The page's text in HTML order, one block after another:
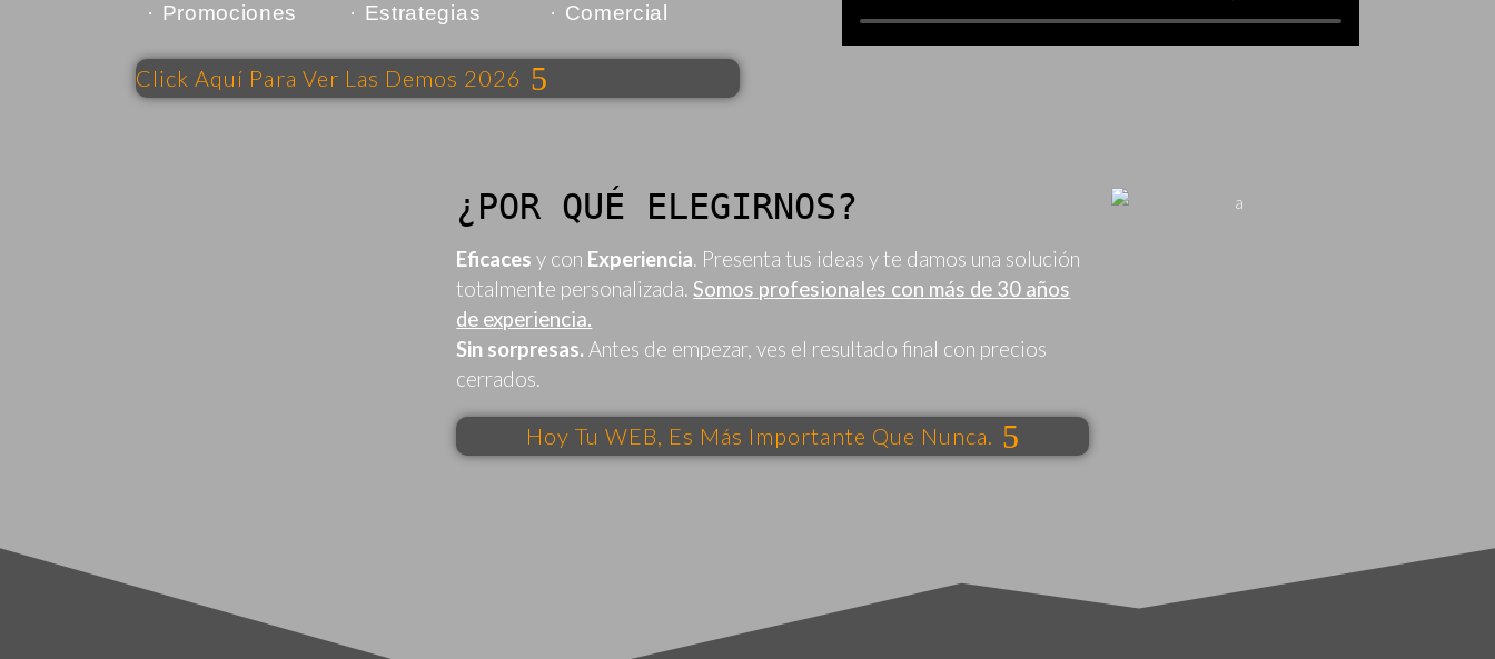
· Promociones
· Estrategias · Comercial
Click Aquí Para Ver Las Demos 2026
¿POR QUÉ ELEGIRNOS?
Eficacesy con Experiencia. Presenta tus ideas y te damos una solución
totalmente personalizada.Somos profesionales con más de 30 años
de experiencia.
Sin sorpresas. Antes de empezar, ves el resultado final con precios
cerrados.
Hoy Tu WEB, Es Más Importante Que Nunca.